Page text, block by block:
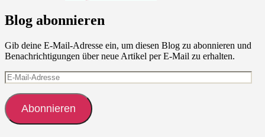
Blog abonnieren
Gib deine E-Mail-Adresse ein, um diesen Blog zu abonnieren und
Benachrichtigungen über neue Artikel per E-Mail zu erhalten.
E-
Mail-
Adresse
Abonnieren